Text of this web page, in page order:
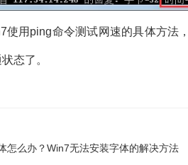
ping命令测试网速的具体方法
态了。
怎么办？Win7无法安装字体的解决方法